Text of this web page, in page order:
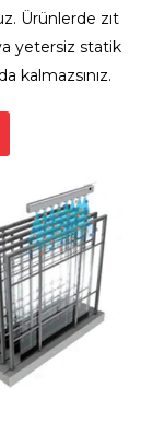
Ürünlerde zıt
yetersiz statik
kalmazsınız.